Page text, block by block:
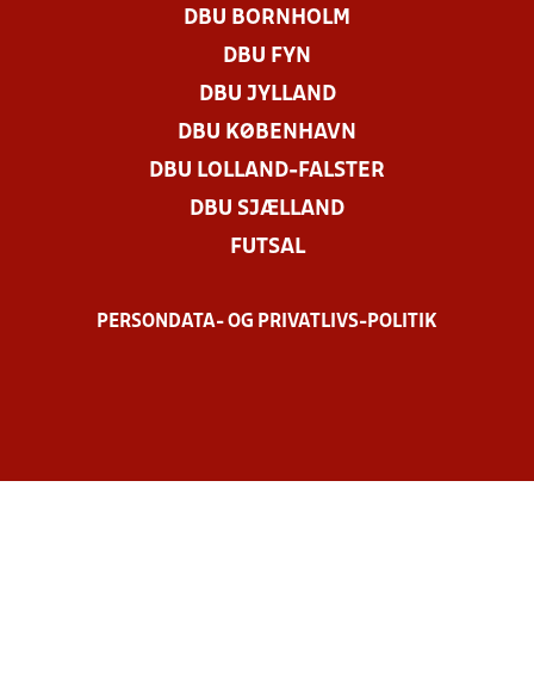
DBU BORNHOLM
DBU FYN
DBU JYLLAND
DBU KØBENHAVN
DBU LOLLAND-FALSTER
DBU SJÆLLAND
FUTSAL
PERSONDATA- OG PRIVATLIVS-POLITIK